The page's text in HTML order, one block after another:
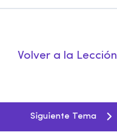
Volver a la Lección
Siguiente Tema